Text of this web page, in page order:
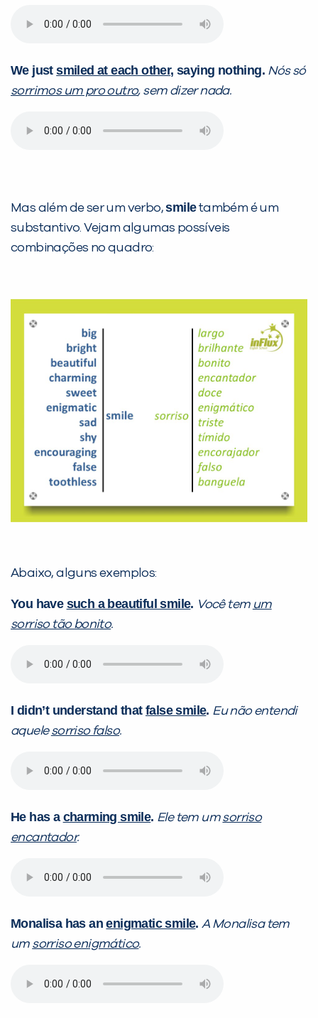
We justsmiled at each other, saying nothing. Nós só
sorrimos um pro outro, sem dizer nada.
Mas além de ser um verbo,smiletambém é um
substantivo. Vejam algumas possíveis
combinações no quadro:
Abaixo, alguns exemplos:
You have such a beautiful smile. Você tem um
sorriso tão bonito.
I didn’t understand that false smile. Eu não entendi
aquelesorriso falso.
He has a charming smile. Ele tem umsorriso
encantador.
Monalisa has anenigmatic smile. A Monalisa tem
um sorriso enigmático.